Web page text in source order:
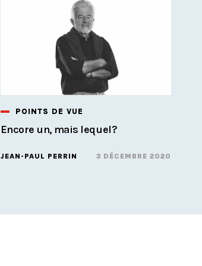
POINTS DE VUE
Encore un, mais lequel?
JEAN-PAUL PERRIN 3 DÉCEMBRE 2020